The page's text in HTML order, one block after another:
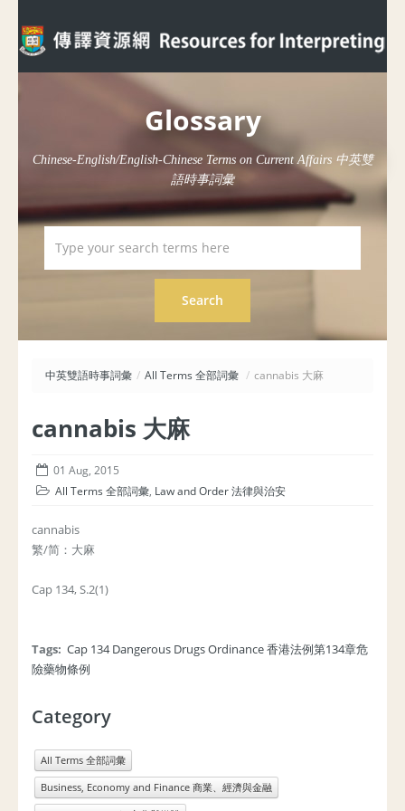
Glossary
Chinese-English/English-Chinese Terms on Current Affairs 中英雙
語時事詞彙
中英雙語時事詞彙 / All Terms 全部詞彙 / cannabis 大麻
cannabis 大麻
01 Aug, 2015
All Terms 全部詞彙, Law and Order 法律與治安
cannabis
繁/简：大麻
Cap 134, S.2(1)
Tags: Cap 134 Dangerous Drugs Ordinance 香港法例第134章危
險藥物條例
Category
All Terms 全部詞彙
Business, Economy and Finance 商業、經濟與金融